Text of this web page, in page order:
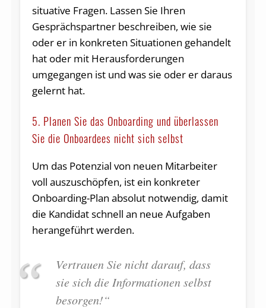
situative Fragen. Lassen Sie Ihren
Gesprächspartner beschreiben, wie sie
oder er in konkreten Situationen gehandelt
hat oder mit Herausforderungen
umgegangen ist und was sie oder er daraus
gelernt hat.
5. Planen Sie das Onboarding und überlassen
Sie die Onboardees nicht sich selbst
Um das Potenzial von neuen Mitarbeiter
voll auszuschöpfen, ist ein konkreter
Onboarding-Plan absolut notwendig, damit
die Kandidat schnell an neue Aufgaben
herangeführt werden.
Vertrauen Sie nicht darauf, dass
sie sich die Informationen selbst
besorgen!“